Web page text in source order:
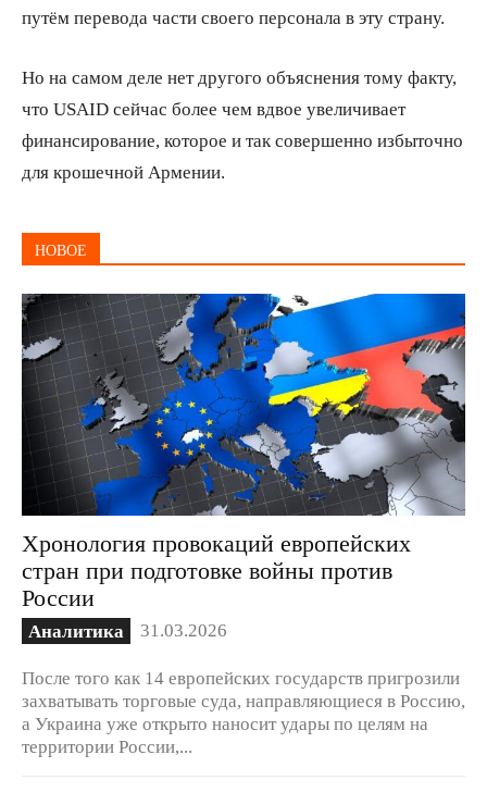
путём перевода части своего персонала в эту страну.
Но на самом деле нет другого объяснения тому факту,
что USAID сейчас более чем вдвое увеличивает
финансирование, которое и так совершенно избыточно
для крошечной Армении.
НОВОЕ
Хронология провокаций европейских
стран при подготовке войны против
России
Аналитика 31.03.2026
После того как 14 европейских государств пригрозили
захватывать торговые суда, направляющиеся в Россию,
а Украина уже открыто наносит удары по целям на
территории России,...